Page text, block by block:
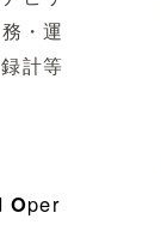
・運
計等
Oper